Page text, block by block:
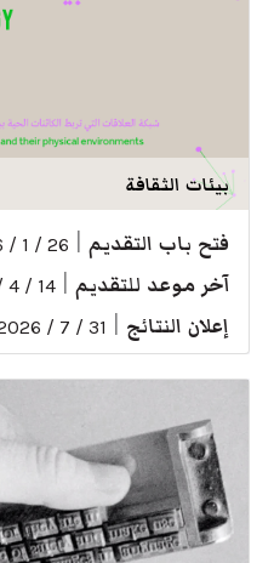
بيئات الثقافة
فتح باب التقديم 26 / 1 / 2026
آخر موعد للتقديم 14 / 4 / 2026
إعلان النتائج 31 / 7 / 2026